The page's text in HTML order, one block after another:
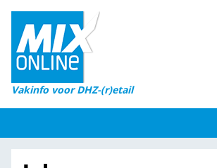
Vakinfo voor DHZ-(r)etail
Home
Magazines
DHZ Sessie